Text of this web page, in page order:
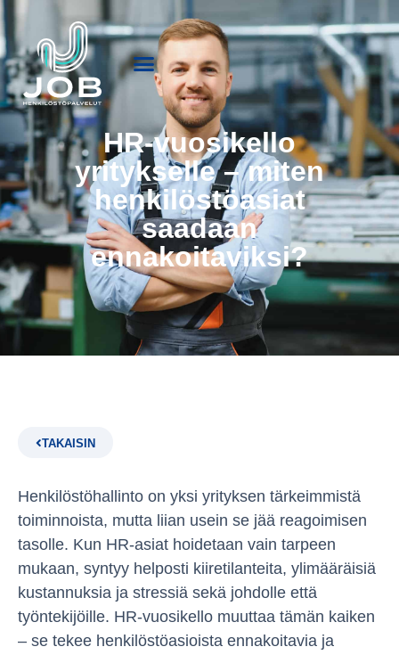
HR-vuosikello
yritykselle – miten
henkilöstöasiat
saadaan
ennakoitaviksi?
TAKAISIN
Henkilöstöhallinto on yksi yrityksen tärkeimmistä
toiminnoista, mutta liian usein se jää reagoimisen
tasolle. Kun HR-asiat hoidetaan vain tarpeen
mukaan, syntyy helposti kiiretilanteita, ylimääräisiä
kustannuksia ja stressiä sekä johdolle että
työntekijöille. HR-vuosikello muuttaa tämän kaiken
– se tekee henkilöstöasioista ennakoitavia ja